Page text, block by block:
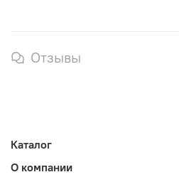
Отзывы
Каталог
О компании